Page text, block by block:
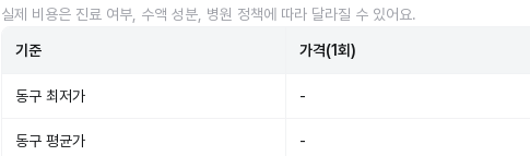
실제 비용은 진료 여부, 수액 성분, 병원 정책에 따라 달라질 수 있어요.
기준 가격(1회)
동구 최저가 -
동구 평균가 -